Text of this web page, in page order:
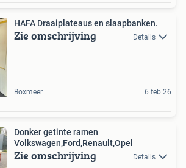
HAFA Draaiplateaus en slaapbanken.
Zie omschrijving Details
Boxmeer 6 feb 26
Donker getinte ramen
Volkswagen,Ford,Renault,Opel
Zie omschrijving Details